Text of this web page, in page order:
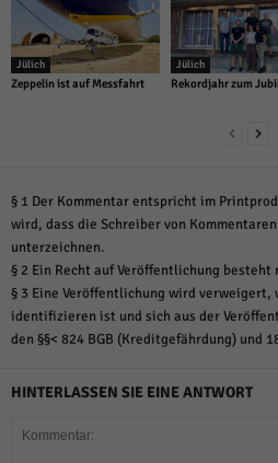
Jülich
Zeppelin ist auf Messfahrt
Jülich
Rekordjahr zum
§ 1 Der Kommentar entspricht im
wird, dass die Schreiber von
unterzeichnen.
§ 2 Ein Recht auf Veröffentlichung besteht
§ 3 Eine Veröffentlichung wird verweigert,
identifizieren ist und sich aus der
den §§< 824 BGB (Kreditgefährdung) und
HINTERLASSEN SIE EINE ANTWORT